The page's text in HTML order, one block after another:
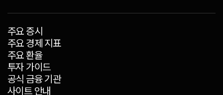
주요 증시
주요 경제 지표
주요 환율
투자 가이드
공식 금융 기관
사이트 안내